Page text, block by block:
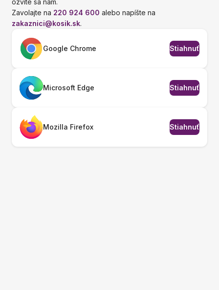
Zavolajte na 220 924 600 alebo napíšte na
zakaznici@kosik.sk.
Google Chrome Stiahnuť
Microsoft Edge Stiahnuť
Mozilla Firefox Stiahnuť